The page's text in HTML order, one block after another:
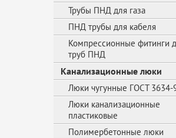
Трубы ПНД для газа
ПНД трубы для кабеля
Компрессионные фитинги
труб ПНД
Канализационные люки
Люки чугунные ГОСТ 3634-
Люки канализационные
пластиковые
Полимербетонные люки